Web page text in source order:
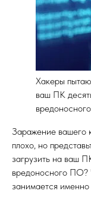
Хакеры
ваш ПК
Заражение
плохо, но
загрузить на ваш
вредоносного ПО?
занимается именно